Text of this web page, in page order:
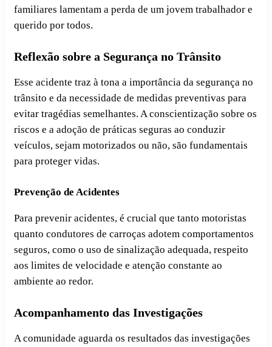
familiares lamentam a perda de um jovem trabalhador e
querido por todos.
Reflexão sobre a Segurança no Trânsito
Esse acidente traz à tona a importância da segurança no
trânsito e da necessidade de medidas preventivas para
evitar tragédias semelhantes. A conscientização sobre os
riscos e a adoção de práticas seguras ao conduzir
veículos, sejam motorizados ou não, são fundamentais
para proteger vidas.
Prevenção de Acidentes
Para prevenir acidentes, é crucial que tanto motoristas
quanto condutores de carroças adotem comportamentos
seguros, como o uso de sinalização adequada, respeito
aos limites de velocidade e atenção constante ao
ambiente ao redor.
Acompanhamento das Investigações
A comunidade aguarda os resultados das investigações